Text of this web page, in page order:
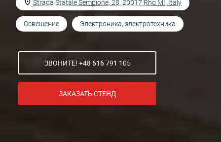
Strada Statale Sempione, 28, 20017 Rho MI, Italy
Освещение Электроника, электротехника
ЗВОНИТЕ! +48 616 791 105
ЗАКАЗАТЬ СТЕНД